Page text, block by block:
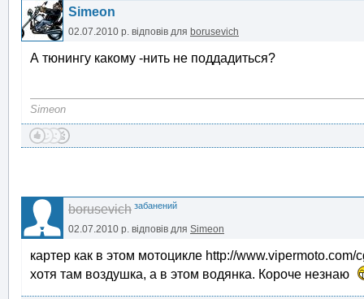
Simeon
02.07.2010 р. відповів для borusevich
А тюнингу какому -нить не поддадиться?
Simeon
borusevich забанений
02.07.2010 р. відповів для Simeon
картер как в этом мотоцикле http://
хотя там воздушка, а в этом водянка. Короче незнаю